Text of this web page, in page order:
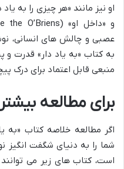
عصبی و چالش های انسانی،
به کتاب «به یاد دار» قدرت
منبعی قابل اعتماد برای درک
برای مطالعه
اگر مطالعه خلاصه کتاب «به
شما را به دنیای شگفت انگیز
است، کتاب های زیر می